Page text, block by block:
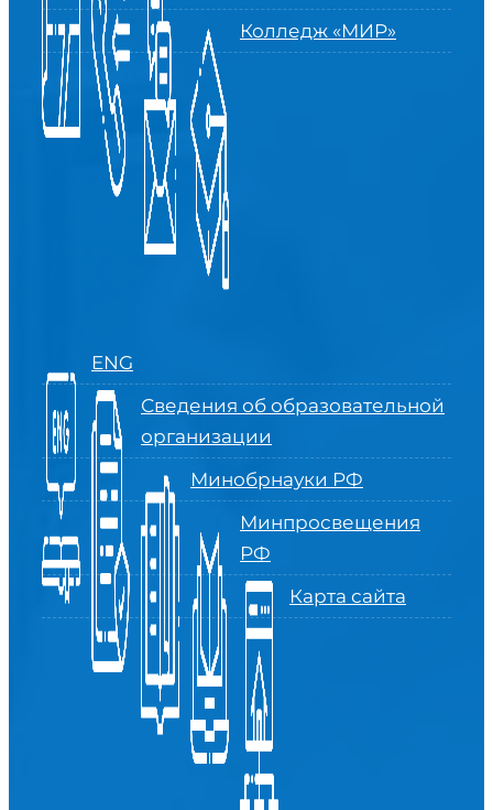
Колледж «МИР»
ENG
Сведения об образовательной
организации
Минобрнауки РФ
Минпросвещения
РФ
Карта сайта